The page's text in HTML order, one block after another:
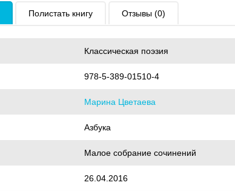
Полистать книгу Отзывы (0)
Классическая поэзия
978-5-389-01510-4
Марина Цветаева
Азбука
Малое собрание сочинений
26.04.2016